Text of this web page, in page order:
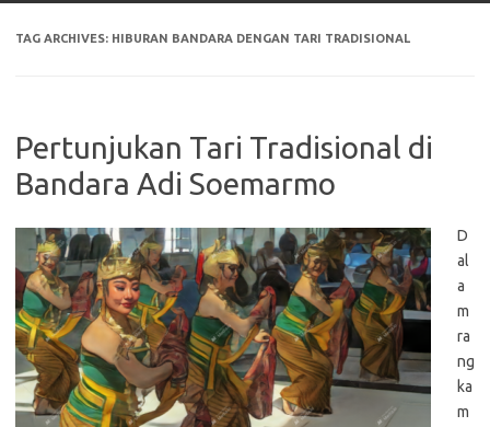
TAG ARCHIVES: HIBURAN BANDARA DENGAN TARI TRADISIONAL
Pertunjukan Tari Tradisional di
Bandara Adi Soemarmo
D
al
a
m
ra
ng
ka
m